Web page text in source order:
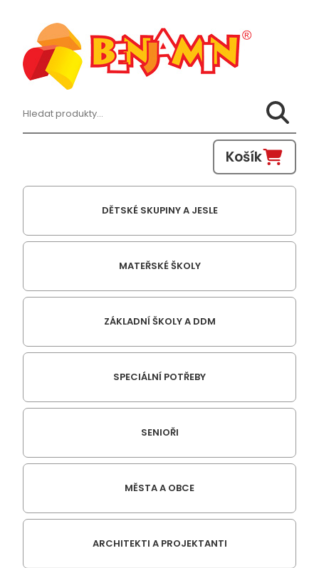
Hledat:
Košík
DĚTSKÉ SKUPINY A JESLE
MATEŘSKÉ ŠKOLY
ZÁKLADNÍ ŠKOLY A DDM
SPECIÁLNÍ POTŘEBY
SENIOŘI
MĚSTA A OBCE
ARCHITEKTI A PROJEKTANTI